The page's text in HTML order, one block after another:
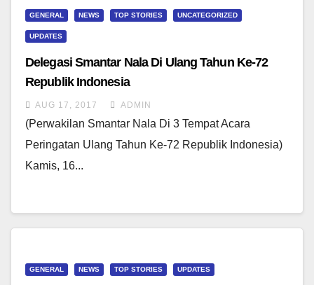
GENERAL NEWS TOP STORIES UNCATEGORIZED
UPDATES
Delegasi Smantar Nala Di Ulang Tahun Ke-72
Republik Indonesia
AUG 17, 2017 ADMIN
(Perwakilan Smantar Nala Di 3 Tempat Acara
Peringatan Ulang Tahun Ke-72 Republik Indonesia)
Kamis, 16...
GENERAL NEWS TOP STORIES UPDATES